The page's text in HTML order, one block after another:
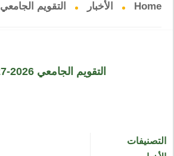
Home الأخبار التقويم الجامعي 2026-2027
التقويم الجامعي 2026-2027
التصنيفات